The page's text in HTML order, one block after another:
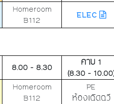
Homeroom
B112
ELEC
8.00 - 8.30
คาบ 1
(8.30 -
Homeroom
B112
PE
ห้องเฉิดฉวี